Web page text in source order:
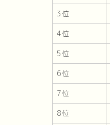
3位
4位
5位
6位
7位
8位